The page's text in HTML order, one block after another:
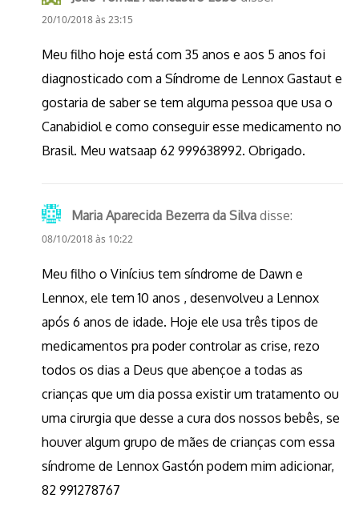
20/10/2018 às 23:15
Meu filho hoje está com 35 anos e aos 5 anos foi
diagnosticado com a Síndrome de Lennox Gastaut e
gostaria de saber se tem alguma pessoa que usa o
Canabidiol e como conseguir esse medicamento no
Brasil. Meu watsaap 62 999638992. Obrigado.
Maria Aparecida Bezerra da Silva disse:
08/10/2018 às 10:22
Meu filho o Vinícius tem síndrome de Dawn e
Lennox, ele tem 10 anos , desenvolveu a Lennox
após 6 anos de idade. Hoje ele usa três tipos de
medicamentos pra poder controlar as crise, rezo
todos os dias a Deus que abençoe a todas as
crianças que um dia possa existir um tratamento ou
uma cirurgia que desse a cura dos nossos bebês, se
houver algum grupo de mães de crianças com essa
síndrome de Lennox Gastón podem mim adicionar,
82 991278767